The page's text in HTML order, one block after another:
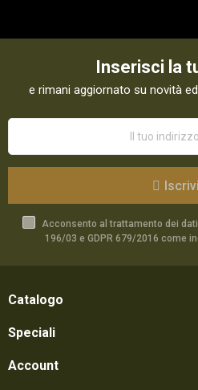
Inserisci la
e rimani aggiornato su novità
Acconsento al trattamento dei dati
196/03 e GDPR 679/2016 come
Catalogo
Speciali
Account